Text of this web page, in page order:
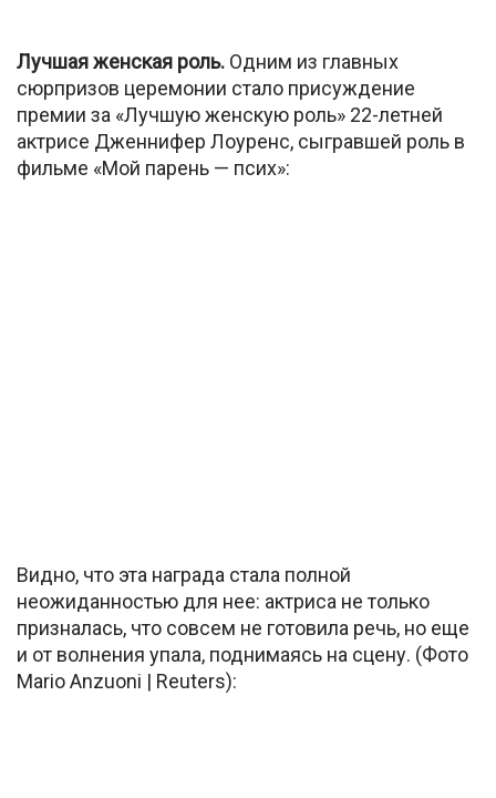
Лучшая женская роль. Одним из главных
сюрпризов церемонии стало присуждение
премии за «Лучшую женскую роль» 22-летней
актрисе Дженнифер Лоуренс, сыгравшей роль в
фильме «Мой парень — псих»:
Видно, что эта награда стала полной
неожиданностью для нее: актриса не только
призналась, что совсем не готовила речь, но еще
и от волнения упала, поднимаясь на сцену. (Фото
Mario Anzuoni | Reuters):